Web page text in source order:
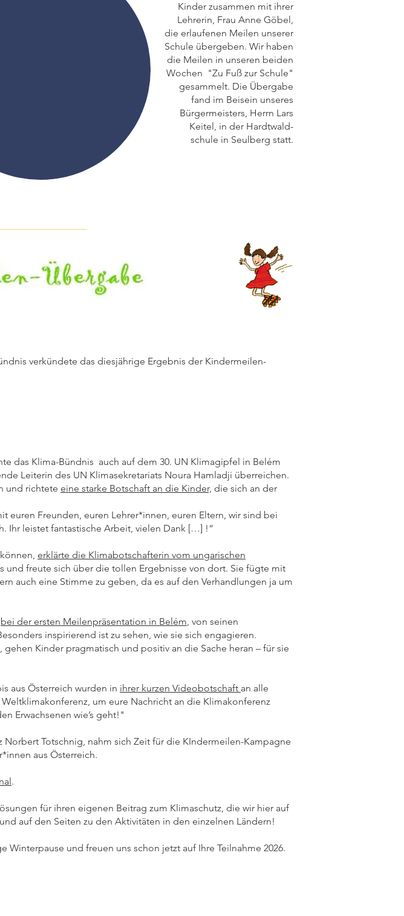
Kinder zusammen mit ihrer
Lehrerin, Frau Anne Göbel,
die erlaufenen Meilen unserer
Schule übergeben. Wir haben
die Meilen in unseren beiden
Wochen "Zu Fuß zur Schule"
gesammelt. Die Übergabe
fand im Beisein unseres
Bürgermeisters, Herrn Lars
Keitel, in der Hardtwald-
schule in Seulberg statt.
verkündete das diesjährige Ergebnis der Kindermeilen-
das Klima-Bündnis auch auf dem 30. UN Klimagipfel in Belém
Leiterin des UN Klimasekretariats Noura Hamladji überreichen.
und richtete eine starke Botschaft an die Kinder, die sich an der
Freunden, euren Lehrer*innen, euren Eltern, wir sind bei
Ihr leistet fantastische Arbeit, vielen Dank […] !“
erklärte die Klimabotschafterin vom ungarischen
und freute sich über die tollen Ergebnisse von dort. Sie fügte mit
auch eine Stimme zu geben, da es auf den Verhandlungen ja um
bei der ersten Meilenpräsentation in Belém, von seinen
inspirierend ist zu sehen, wie sie sich engagieren.
Kinder pragmatisch und positiv an die Sache heran – für sie
aus Österreich wurden in ihrer kurzen Videobotschaft an alle
um eure Nachricht an die Klimakonferenz
Erwachsenen wie’s geht!"
Totschnig, nahm sich Zeit für die KIndermeilen-Kampagne
aus Österreich.
.
für ihren eigenen Beitrag zum Klimaschutz, die wir hier auf
und auf den Seiten zu den Aktivitäten in den einzelnen Ländern!
und freuen uns schon jetzt auf Ihre Teilnahme 2026.